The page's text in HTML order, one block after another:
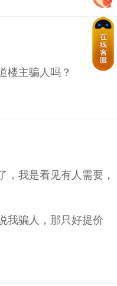
楼主骗人吗？
，我是看见有人需要，
我骗人，那只好提价